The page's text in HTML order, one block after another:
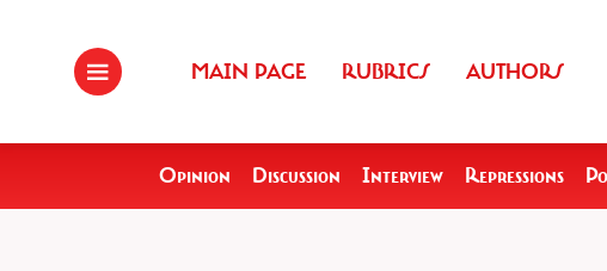
MAIN PAGE RUBRICS AUTHORS
Opinion Discussion Interview Repressions